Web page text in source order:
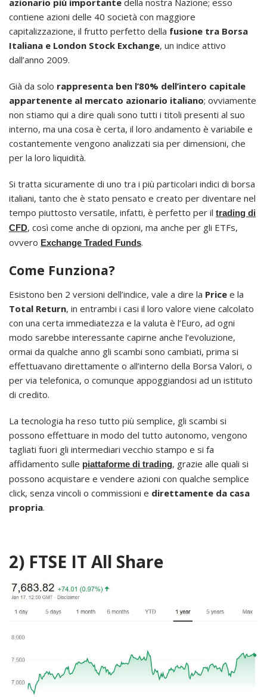
contiene azioni delle 40 società con maggiore
capitalizzazione, il frutto perfetto della fusione tra Borsa
Italiana e London Stock Exchange, un indice attivo
dall’anno 2009.
Già da solo rappresenta ben l’80% dell’intero capitale
appartenente al mercato azionario italiano; ovviamente
non stiamo qui a dire quali sono tutti i titoli presenti al suo
interno, ma una cosa è certa, il loro andamento è variabile e
costantemente vengono analizzati sia per dimensioni, che
per la loro liquidità.
Si tratta sicuramente di uno tra i più particolari indici di borsa
italiani, tanto che è stato pensato e creato per diventare nel
tempo piuttosto versatile, infatti, è perfetto per il trading di
CFD, così come anche di opzioni, ma anche per gli ETFs,
ovvero Exchange Traded Funds.
Come Funziona?
Esistono ben 2 versioni dell’indice, vale a dire la Price e la
Total Return, in entrambi i casi il loro valore viene calcolato
con una certa immediatezza e la valuta è l’Euro, ad ogni
modo sarebbe interessante capirne anche l’evoluzione,
ormai da qualche anno gli scambi sono cambiati, prima si
effettuavano direttamente o all’interno della Borsa Valori, o
per via telefonica, o comunque appoggiandosi ad un istituto
di credito.
La tecnologia ha reso tutto più semplice, gli scambi si
possono effettuare in modo del tutto autonomo, vengono
tagliati fuori gli intermediari vecchio stampo e si fa
affidamento sulle piattaforme di trading, grazie alle quali si
possono acquistare e vendere azioni con qualche semplice
click, senza vincoli o commissioni e direttamente da casa
propria.
2) FTSE IT All Share